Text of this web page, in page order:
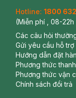
Hotline: 1800
(Miễn phí , 08-22h
Các câu hỏi
Gửi yêu cầu hỗ trợ
Hướng dẫn đặt
Phương thức
Phương thức vận
Chính sách đổi trả